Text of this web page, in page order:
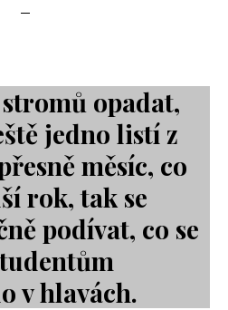
opadat,
jedno listí z
měsíc, co
rok, tak se
podívat, co se
v hlavách.